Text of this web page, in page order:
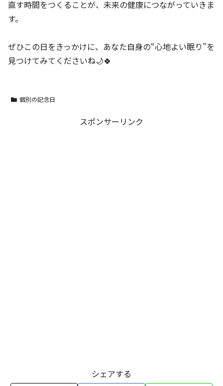
直す時間をつくることが、未来の健康につながっていきま
す。
ぜひこの日をきっかけに、あなた自身の“心地よい眠り”を
見つけてみてくださいね🌙🍀
個別の記念日
スポンサーリンク
シェアする